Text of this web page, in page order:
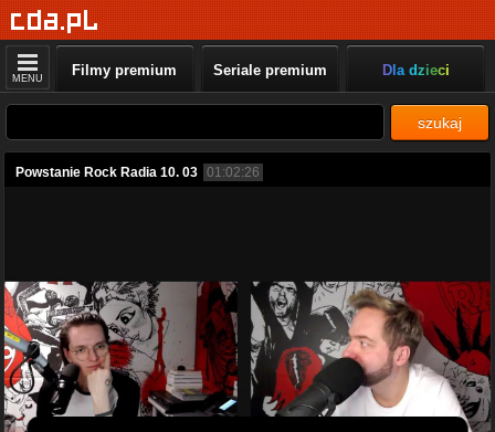
MENU Filmy premium Seriale premium Dla dzieci
szukaj
Powstanie Rock Radia 10. 03 01:02:26